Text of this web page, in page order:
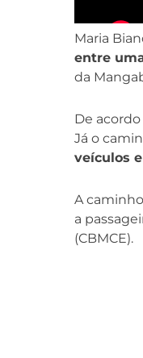
Maria
entre
da
De
Já o
veículos
A
a
(CBMCE).